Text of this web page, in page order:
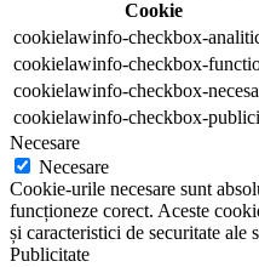
Cookie
cookielawinfo-checkbox-
cookielawinfo-checkbox-
cookielawinfo-checkbox-
cookielawinfo-checkbox-
Necesare
Necesare
Cookie-urile necesare sunt
funcționeze corect. Aceste
și caracteristici de securitate
Publicitate